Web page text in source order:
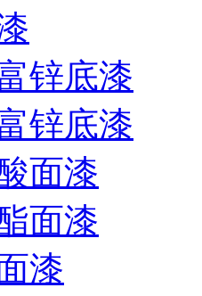
锌底漆
锌底漆
面漆
面漆
漆